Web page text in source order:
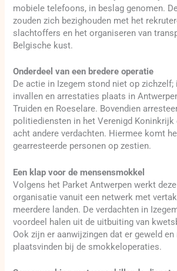
mobiele telefoons, in beslag genomen.
zouden zich bezighouden met het
slachtoffers en het organiseren van
Belgische kust.
Onderdeel van een bredere operatie
De actie in Izegem stond niet op
invallen en arrestaties plaats in
Truiden en Roeselare. Bovendien
politiediensten in het Verenigd Koninkrijk
acht andere verdachten. Hiermee komt
gearresteerde personen op zestien.
Een klap voor de mensensmokkel
Volgens het Parket Antwerpen werkt
organisatie vanuit een netwerk met
meerdere landen. De verdachten in
voordeel halen uit de uitbuiting van
Ook zijn er aanwijzingen dat er geweld
plaatsvinden bij de smokkeloperaties.